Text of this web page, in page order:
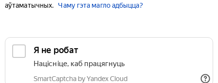
аўтаматычных.
Чаму гэта магло адбыцца?
Я не робат
Націсніце, каб працягнуць
SmartCaptcha by Yandex Cloud